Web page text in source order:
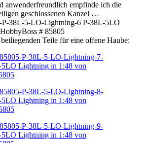
anwenderfreundlich empfinde ich die
geschlossenen Kanzel …
Teile für eine offene Haube: